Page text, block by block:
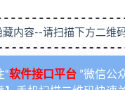
藏内容--请扫描下方二维
“软件接口平台 ”微信公